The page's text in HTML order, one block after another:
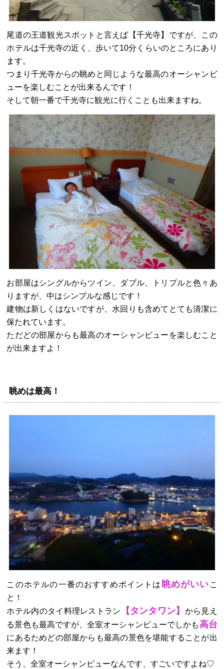
尾道の王道観光スポットと言えば【千光寺】ですが、この
ホテルは千光寺の近く、歩いて10分くらいのところにあり
ます。
つまり千光寺からの眺めと同じような最高のオーシャンビ
ューを楽しむことが出来るんです！
そして朝一番で千光寺に観光に行くことも出来ますね。
お部屋はシングルからツイン、ダブル、トリプルと色々あ
りますが、中はシンプルな感じです！
建物は新しくはないですが、水回りも含めてとても清潔に
保たれています。
ただどの部屋からも最高のオーシャンビューを楽しむこと
が出来ますよ！
眺めは最高！
このホテルの一番のおすすめポイントは 眺めがいい こ
と！
ホテル内のタイ料理レストラン
【タンタワン】
から見え
る景色も最高ですが、全室オーシャンビューでしかも高台
にあるためどの部屋からも最高の景色を堪能することが出
来ます！
そう、全室オーシャンビューなんです、すごいですよね♡